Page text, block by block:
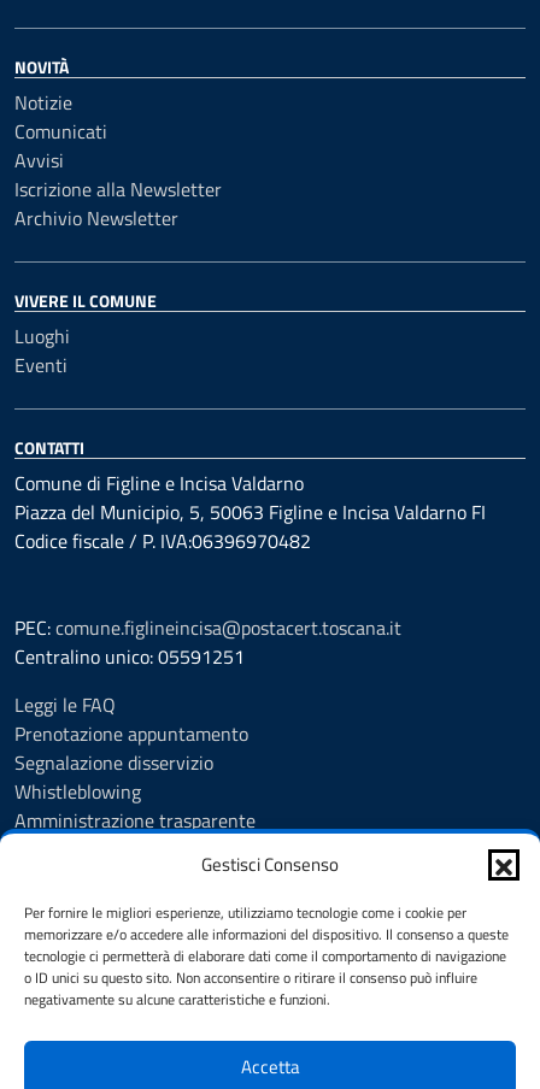
Gestisci Consenso
Per fornire le migliori esperienze, utilizziamo tecnologie come i cookie per
memorizzare e/o accedere alle informazioni del dispositivo. Il consenso a queste
tecnologie ci permetterà di elaborare dati come il comportamento di navigazione
o ID unici su questo sito. Non acconsentire o ritirare il consenso può influire
negativamente su alcune caratteristiche e funzioni.
Accetta
NOVITÀ
Notizie
Comunicati
Avvisi
Iscrizione alla Newsletter
Archivio Newsletter
VIVERE IL COMUNE
Luoghi
Eventi
CONTATTI
Comune di Figline e Incisa Valdarno
Piazza del Municipio, 5, 50063 Figline e Incisa Valdarno FI
Codice fiscale / P. IVA:06396970482
PEC:comune.figlineincisa@postacert.toscana.it
Centralino unico: 05591251
Leggi le FAQ
Prenotazione appuntamento
Segnalazione disservizio
Whistleblowing
Amministrazione trasparente
Albo Pretorio
Cookie Policy
Informativa privacy
Dichiarazione di accessibilità